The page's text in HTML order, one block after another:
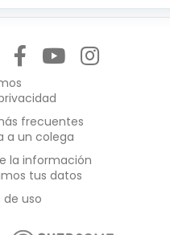
frecuentes
a un colega
la información
tus datos
uso